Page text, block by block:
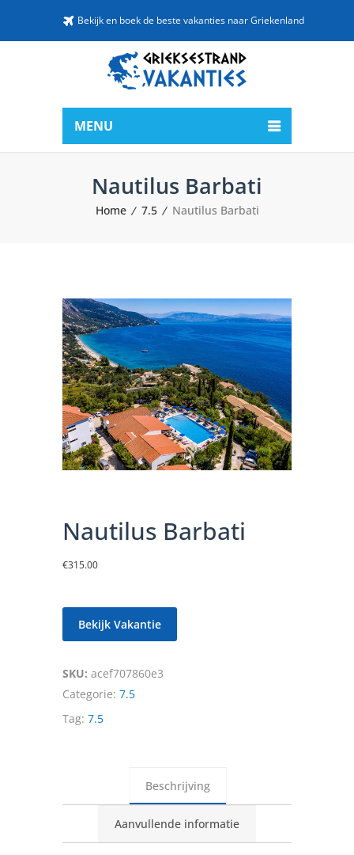
Bekijk en boek de beste vakanties naar Griekenland
MENU
Nautilus Barbati
Home 7.5 Nautilus Barbati
Nautilus Barbati
€315.00
Bekijk Vakantie
SKU: acef707860e3
Categorie: 7.5
Tag: 7.5
Beschrijving
Aanvullende informatie